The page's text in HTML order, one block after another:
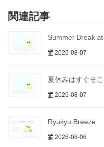
関連記事
Summer Break
2026-08-07
夏休みはすぐそこ
2026-08-07
Ryukyu Breeze
2026-08-06